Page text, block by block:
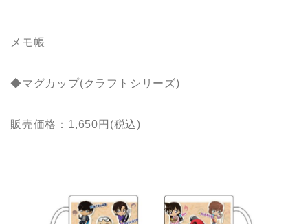
メモ帳
◆マグカップ(クラフトシリーズ)
販売価格：1,650円(税込)